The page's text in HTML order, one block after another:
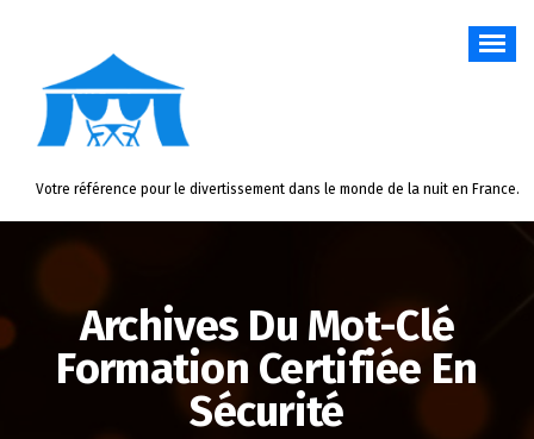
Votre référence pour le divertissement dans le monde de la nuit en France.
Archives Du Mot-Clé
Formation Certifiée En
Sécurité